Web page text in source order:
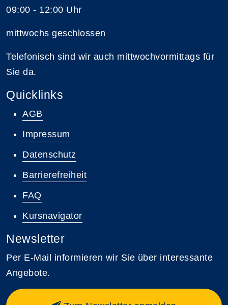
09:00 - 12:00 Uhr
mittwochs geschlossen
Telefonisch sind wir auch mittwochvormittags für
Sie da.
Quicklinks
AGB
Impressum
Datenschutz
Barrierefreiheit
FAQ
Kursnavigator
Newsletter
Per E-Mail informieren wir Sie über interessante
Angebote.